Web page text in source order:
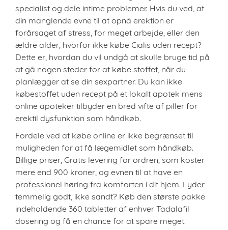
specialist og dele intime problemer. Hvis du ved, at
din manglende evne til at opnå erektion er
forårsaget af stress, for meget arbejde, eller den
ældre alder, hvorfor ikke købe Cialis uden recept?
Dette er, hvordan du vil undgå at skulle bruge tid på
at gå nogen steder for at købe stoffet, når du
planlægger at se din sexpartner. Du kan ikke
købestoffet uden recept på et lokalt apotek mens
online apoteker tilbyder en bred vifte af piller for
erektil dysfunktion som håndkøb.
Fordele ved at købe online er ikke begrænset til
muligheden for at få lægemidlet som håndkøb.
Billige priser, Gratis levering for ordren, som koster
mere end 900 kroner, og evnen til at have en
professionel høring fra komforten i dit hjem. Lyder
temmelig godt, ikke sandt? Køb den største pakke
indeholdende 360 tabletter af enhver Tadalafil
dosering og få en chance for at spare meget.